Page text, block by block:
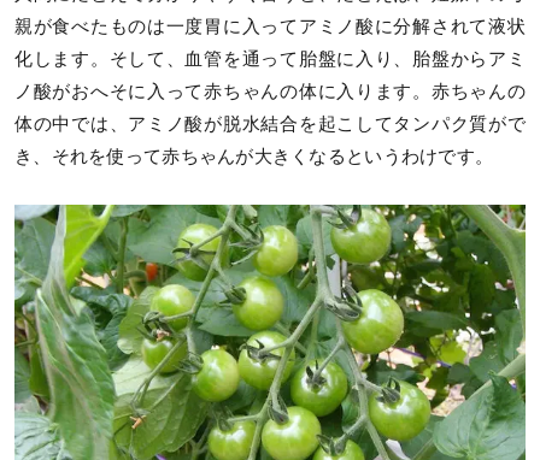
親が食べたものは一度胃に入ってアミノ酸に分解されて液状
化します。そして、血管を通って胎盤に入り、胎盤からアミ
ノ酸がおへそに入って赤ちゃんの体に入ります。赤ちゃんの
体の中では、アミノ酸が脱水結合を起こしてタンパク質がで
き、それを使って赤ちゃんが大きくなるというわけです。